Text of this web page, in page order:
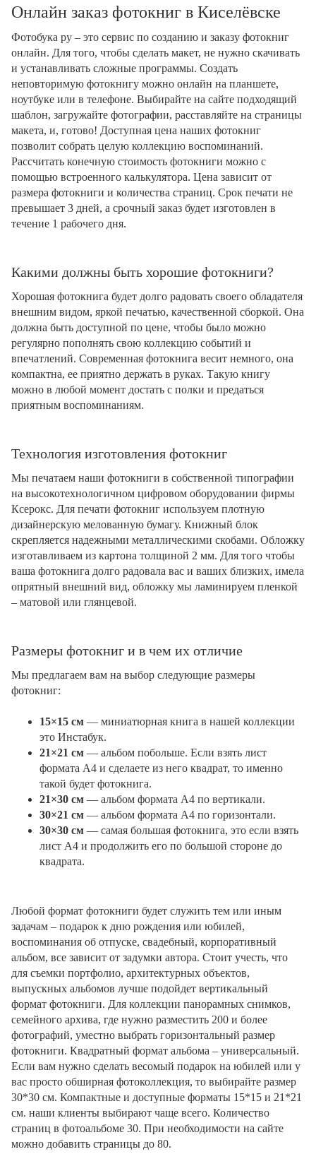
Онлайн заказ фотокниг в Киселёвске
Фотобука ру – это сервис по созданию и заказу фотокниг
онлайн. Для того, чтобы сделать макет, не нужно скачивать
и устанавливать сложные программы. Создать
неповторимую фотокнигу можно онлайн на планшете,
ноутбуке или в телефоне. Выбирайте на сайте подходящий
шаблон, загружайте фотографии, расставляйте на страницы
макета, и, готово! Доступная цена наших фотокниг
позволит собрать целую коллекцию воспоминаний.
Рассчитать конечную стоимость фотокниги можно с
помощью встроенного калькулятора. Цена зависит от
размера фотокниги и количества страниц. Срок печати не
превышает 3 дней, а срочный заказ будет изготовлен в
течение 1 рабочего дня.
Какими должны быть хорошие фотокниги?
Хорошая фотокнига будет долго радовать своего обладателя
внешним видом, яркой печатью, качественной сборкой. Она
должна быть доступной по цене, чтобы было можно
регулярно пополнять свою коллекцию событий и
впечатлений. Современная фотокнига весит немного, она
компактна, ее приятно держать в руках. Такую книгу
можно в любой момент достать с полки и предаться
приятным воспоминаниям.
Технология изготовления фотокниг
Мы печатаем наши фотокниги в собственной типографии
на высокотехнологичном цифровом оборудовании фирмы
Ксерокс. Для печати фотокниг используем плотную
дизайнерскую мелованную бумагу. Книжный блок
скрепляется надежными металлическими скобами. Обложку
изготавливаем из картона толщиной 2 мм. Для того чтобы
ваша фотокнига долго радовала вас и ваших близких, имела
опрятный внешний вид, обложку мы ламинируем пленкой
– матовой или глянцевой.
Размеры фотокниг и в чем их отличие
Мы предлагаем вам на выбор следующие размеры
фотокниг:
15×15 см — миниатюрная книга в нашей коллекции
это Инстабук.
21×21 см — альбом побольше. Если взять лист
формата А4 и сделаете из него квадрат, то именно
такой будет фотокнига.
21×30 см — альбом формата А4 по вертикали.
30×21 см — альбом формата А4 по горизонтали.
30×30 см — самая большая фотокнига, это если взять
лист А4 и продолжить его по большой стороне до
квадрата.
Любой формат фотокниги будет служить тем или иным
задачам – подарок к дню рождения или юбилей,
воспоминания об отпуске, свадебный, корпоративный
альбом, все зависит от задумки автора. Стоит учесть, что
для съемки портфолио, архитектурных объектов,
выпускных альбомов лучше подойдет вертикальный
формат фотокниги. Для коллекции панорамных снимков,
семейного архива, где нужно разместить 200 и более
фотографий, уместно выбрать горизонтальный размер
фотокниги. Квадратный формат альбома – универсальный.
Если вам нужно сделать весомый подарок на юбилей или у
вас просто обширная фотоколлекция, то выбирайте размер
30*30 см. Компактные и доступные форматы 15*15 и 21*21
см. наши клиенты выбирают чаще всего. Количество
страниц в фотоальбоме 30. При необходимости на сайте
можно добавить страницы до 80.